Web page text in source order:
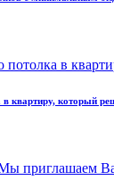
квартиру, который